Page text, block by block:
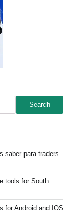
Search
saber para traders
tools for South
for Android and IOS